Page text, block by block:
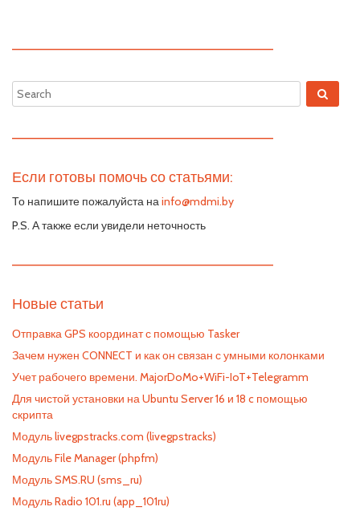
—————————————————————————
—————————————————————————
Если готовы помочь со статьями:
То напишите пожалуйста наinfo@mdmi.by
P.S. А также если увидели неточность
—————————————————————————
Новые статьи
Отправка GPS координат с помощью Tasker
Зачем нужен CONNECT и как он связан с умными колонками
Учет рабочего времени. MajorDoMo+WiFi-IoT+Telegramm
Для чистой установки на Ubuntu Server 16 и 18 c помощью
скрипта
Модуль livegpstracks.com (livegpstracks)
Модуль File Manager (phpfm)
Модуль SMS.RU (sms_ru)
Модуль Radio 101.ru (app_101ru)